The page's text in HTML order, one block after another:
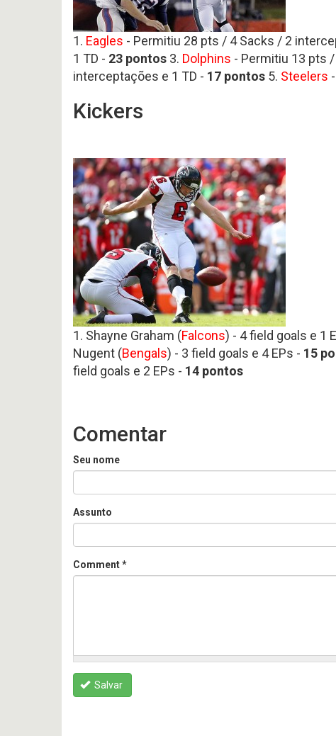
1. Eagles - Permitiu 28 pts / 4 Sacks / 2
1 TD - 23 pontos 3. Dolphins - Permitiu 13 pts
interceptações e 1 TD - 17 pontos 5. Steelers
Kickers
1. Shayne Graham (Falcons) - 4 field goals e 1
Nugent (Bengals) - 3 field goals e 4 EPs - 15
field goals e 2 EPs - 14 pontos
Comentar
Seu nome
Assunto
Comment*
Salvar